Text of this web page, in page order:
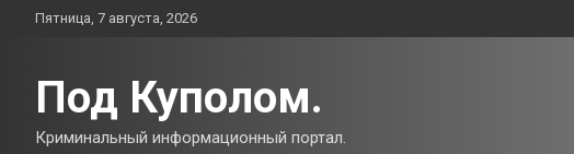
ПерейтиПятница, 7 августа, 2026
Под Куполом.
Криминальный информационный портал.